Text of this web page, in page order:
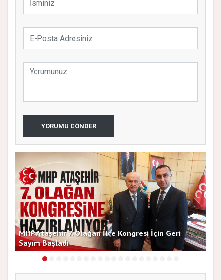
YORUMU GÖNDER
MHP Ataşehir 7. Olağan İlçe Kongresi İçin Geri
Sayım Başladı